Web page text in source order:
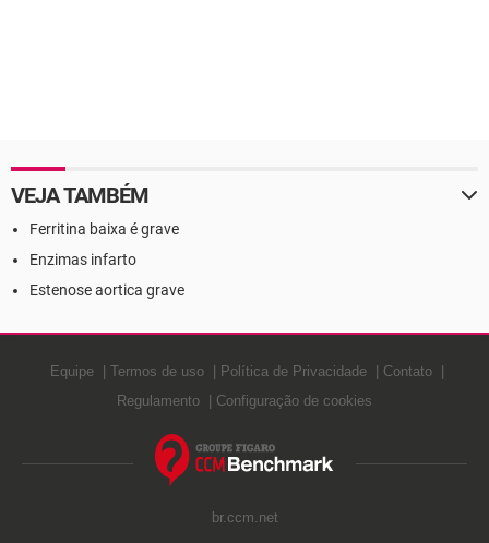
VEJA TAMBÉM
Ferritina baixa é grave
Enzimas infarto
Estenose aortica grave
Equipe Termos de uso Política de Privacidade
Contato
Regulamento
Configuração de cookies
br.ccm.net